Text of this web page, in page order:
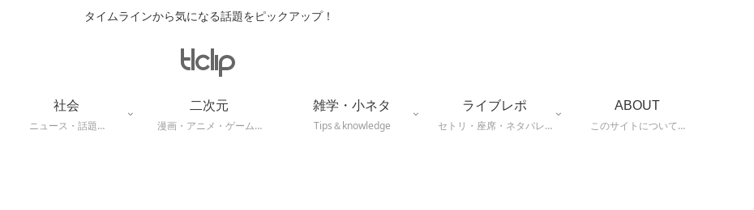
タイムラインから気になる話題をピックアップ！
社会
ニュース・話題…
二次元
漫画・アニメ・ゲーム…
雑学・小ネタ
Tips＆knowledge
ライブレポ
セトリ・座席・ネタバレ…
ABOUT
このサイトについて…